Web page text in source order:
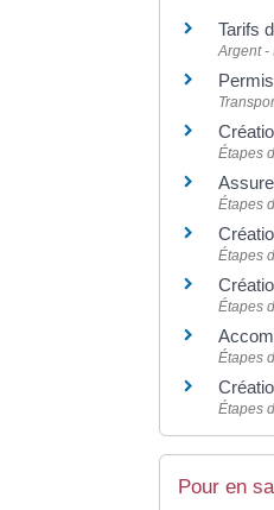
Tarifs
Argent -
Étapes
Étapes
Étapes
Étapes
Étapes
Étapes
Pour en